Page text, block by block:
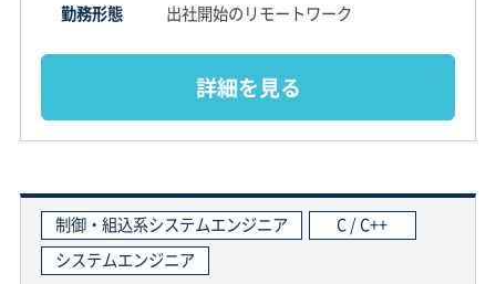
勤務形態
出社開始のリモートワーク
詳細を見る
制御・組込系システムエンジニア
C / C++
システムエンジニア